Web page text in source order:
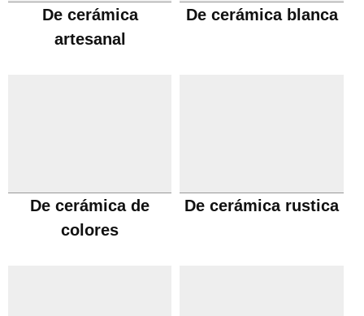
De cerámica
artesanal
De cerámica blanca
De cerámica de
colores
De cerámica rustica